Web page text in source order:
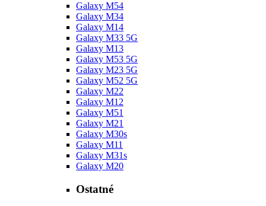
Galaxy M54
Galaxy M34
Galaxy M14
Galaxy M33 5G
Galaxy M13
Galaxy M53 5G
Galaxy M23 5G
Galaxy M52 5G
Galaxy M22
Galaxy M12
Galaxy M51
Galaxy M21
Galaxy M30s
Galaxy M11
Galaxy M31s
Galaxy M20
Ostatné